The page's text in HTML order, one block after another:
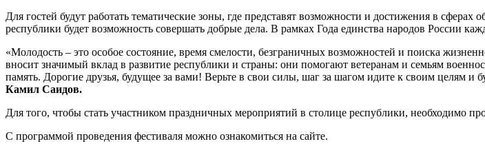
Для гостей будут работать тематические зоны, где представят возможности и достижения в
республики будет возможность совершать добрые дела. В рамках Года единства народов России
«Молодость – это особое состояние, время смелости, безграничных возможностей и поиска
вносит значимый вклад в развитие республики и страны: они помогают ветеранам и семьям
память. Дорогие друзья, будущее за вами! Верьте в свои силы, шаг за шагом идите к своим целям
Камил Саидов.
Для того, чтобы стать участником праздничных мероприятий в столице республики, необходимо
С программой проведения фестиваля можно ознакомиться на сайте.